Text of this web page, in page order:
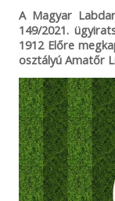
A Magyar
149/2021.
1912 Előre
osztályú Amatőr